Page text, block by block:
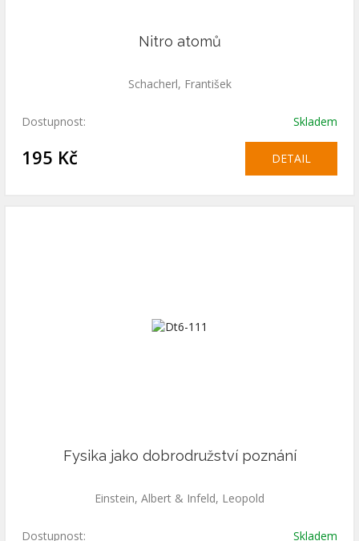
Nitro atomů
Schacherl, František
Dostupnost: Skladem
195 Kč DETAIL
Fysika jako dobrodružství poznání
Einstein, Albert & Infeld, Leopold
Dostupnost: Skladem